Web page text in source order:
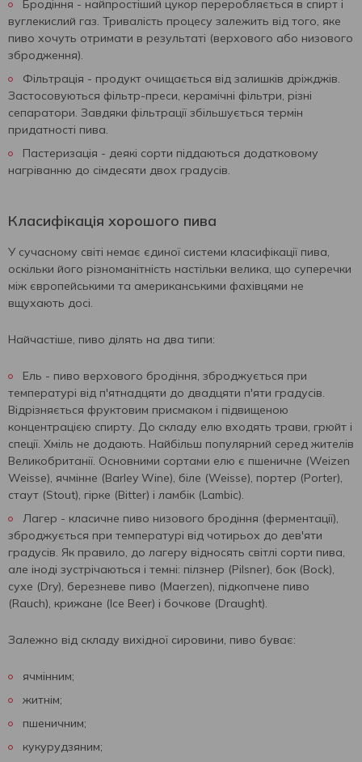
Бродіння - найпростіший цукор переробляється в спирт і
вуглекислий газ. Тривалість процесу залежить від того, яке
пиво хочуть отримати в результаті (верхового або низового
збродження).
Фільтрація - продукт очищається від залишків дріжджів.
Застосовуються фільтр-преси, керамічні фільтри, різні
сепаратори. Завдяки фільтрації збільшується термін
придатності пива.
Пастеризація - деякі сорти піддаються додатковому
нагріванню до сімдесяти двох градусів.
Класифікація хорошого пива
У сучасному світі немає єдиної системи класифікації пива,
оскільки його різноманітність настільки велика, що суперечки
між європейськими та американськими фахівцями не
вщухають досі.
Найчастіше, пиво ділять на два типи:
Ель - пиво верхового бродіння, зброджується при
температурі від п'ятнадцяти до двадцяти п'яти градусів.
Відрізняється фруктовим присмаком і підвищеною
концентрацією спирту. До складу елю входять трави, грюйт і
спеції. Хміль не додають. Найбільш популярний серед жителів
Великобританії. Основними сортами елю є пшеничне (Weizen
Weisse), ячмінне (Barley Wine), біле (Weisse), портер (Porter),
стаут ​​(Stout), гірке (Bitter) і ламбік (Lambic).
Лагер - класичне пиво низового бродіння (ферментації),
зброджується при температурі від чотирьох до дев'яти
градусів. Як правило, до лагеру відносять світлі сорти пива,
але іноді зустрічаються і темні: пілзнер (Pilsner), бок (Bock),
сухе (Dry), березневе пиво (Maerzen), підкопчене пиво
(Rauch), крижане (Ice Beer) і бочкове (Draught).
Залежно від складу вихідної сировини, пиво буває:
ячмінним;
житнім;
пшеничним;
кукурудзяним;